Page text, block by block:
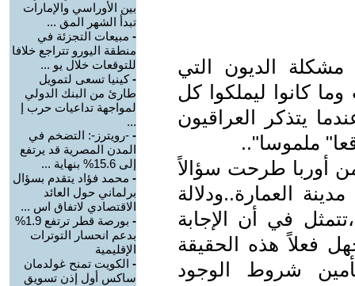
مشكلة الديون التي
كانوا ليملكوا كل
يتذكر العراقيون
ملموسا"..
من أوربا طرحت سؤالاً
العمارة..ودلالة
في أن الإجابة
فعلاً هذه الحقيقة
شروط الوجود
بين الأوراسي والإمارات
تبدأ الشهر المق ...
- مبيعات التجزئة في
منطقة اليورو تتراجع خلافا
للتوقعات خلال يو ...
-كينيا تسعى لتمويل
طارئ من البنك الدولي
لمواجهة تداعيات حرب إ
...
- -رويترز-: التضخم في
المدن المصرية قد يرتفع
إلى 15.6% بنهاية ...
- محمد فؤاد يتقدم بسؤال
برلماني حول العائد
الاقتصادي لاتفاق اس ...
-
بورصة قطر ترتفع 1.9%
بدعم انحسار التوترات
الإقليمية
- الكويت تمنح غولدمان
ساكس أول إذن تسويق